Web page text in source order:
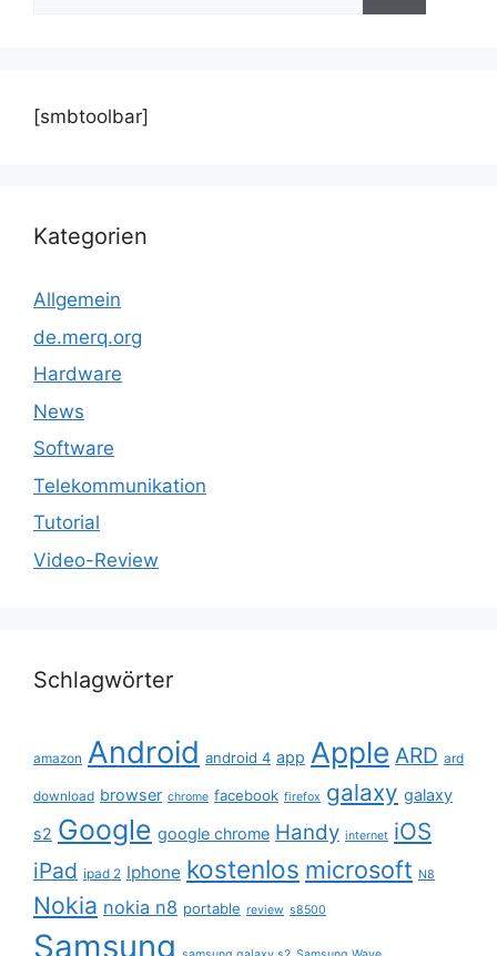
[smbtoolbar]
Kategorien
Allgemein
de.merq.org
Hardware
News
Software
Telekommunikation
Tutorial
Video-Review
Schlagwörter
amazon Android android 4 app Apple ARD ard
download browser chrome facebook firefox galaxy galaxy
s2 Google google chrome Handy internet iOS
iPad ipad 2 Iphone kostenlos microsoft N8
Nokia nokia n8 portable review s8500
Samsung